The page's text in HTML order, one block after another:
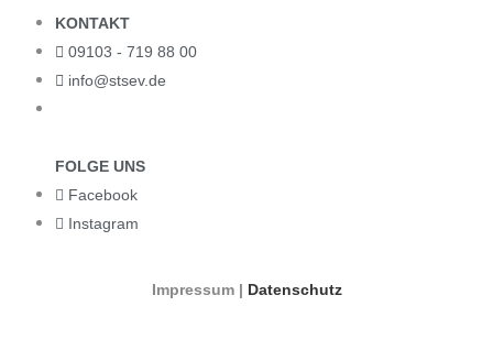
KONTAKT
09103 - 719 88 00
info@stsev.de
FOLGE UNS
Facebook
Instagram
Impressum | Datenschutz